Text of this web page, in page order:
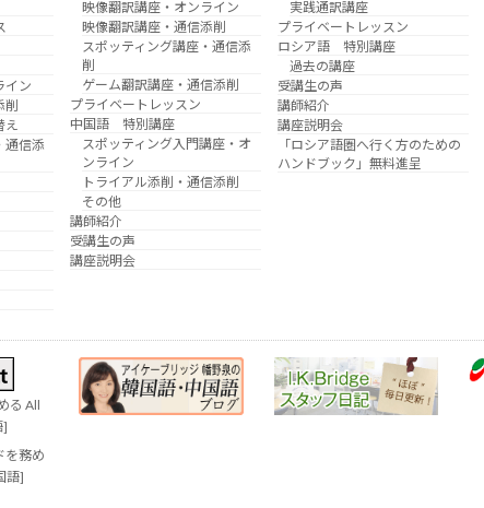
送
り
イン
え
通信添
映像翻訳講座・オンライン
映像翻訳講座・通信添削
スポッティング講座・通信添
削
ゲーム翻訳講座・通信添削
プライベートレッスン
中国語 特別講座
スポッティング入門講座・オ
ンライン
トライアル添削・通信添削
その他
講師紹介
受講生の声
講座説明会
実践通訳講座
プライベートレッスン
ロシア語 特別講座
過去の講座
受講生の声
講師紹介
講座説明会
「ロシア語圏へ行く方のための
ハンドブック」無料進呈
る All
]
を務め
語]